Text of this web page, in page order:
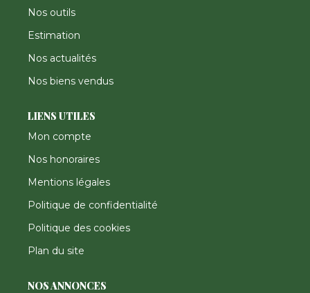
Nos outils
Estimation
Nos actualités
Nos biens vendus
LIENS UTILES
Mon compte
Nos honoraires
Mentions légales
Politique de confidentialité
Politique des cookies
Plan du site
NOS ANNONCES